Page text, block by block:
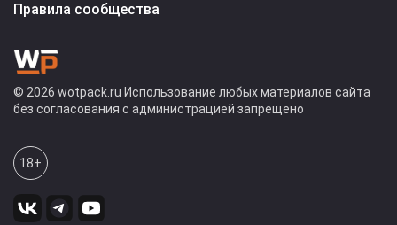
Правила сообщества
© 2026 wotpack.ru Использование любых материалов сайта
без согласования с администрацией запрещено
18+